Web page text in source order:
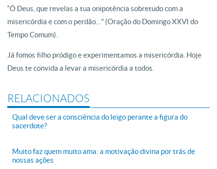
“Ó Deus, que revelas a tua onipotência sobretudo com a
misericórdia e com o perdão…” (Oração do Domingo XXVI do
Tempo Comum).
Já fomos filho pródigo e experimentamos a misericórdia. Hoje
Deus te convida a levar a misericórdia a todos.
RELACIONADOS
Qual deve ser a consciência do leigo perante a figura do
sacerdote?
Muito faz quem muito ama: a motivação divina por trás de
nossas ações